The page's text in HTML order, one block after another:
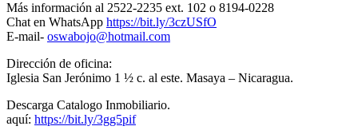
Más información al 2522-2235 ext. 102 o 8194-0228
Chat en WhatsApp https://bit.ly/3czUSfO
E-mail- oswabojo@hotmail.com
Dirección de oficina:
Iglesia San Jerónimo 1 ½ c. al este. Masaya – Nicaragua.
Descarga Catalogo Inmobiliario.
aquí: https://bit.ly/3gg5pif